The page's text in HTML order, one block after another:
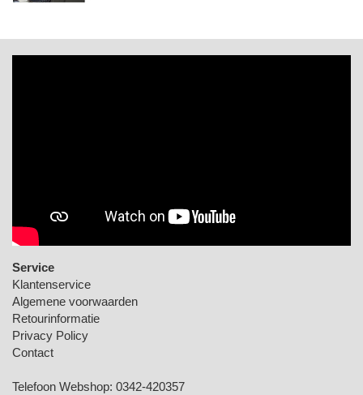
Service
Klantenservice
Algemene voorwaarden
Retourinformatie
Privacy Policy
Contact
Telefoon Webshop: 0342-420357